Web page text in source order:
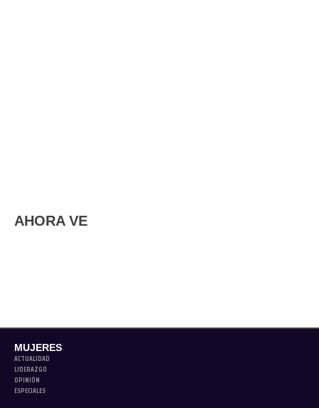
AHORA VE
MUJERES
ACTUALIDAD
LIDERAZGO
OPINIÓN
ESPECIALES